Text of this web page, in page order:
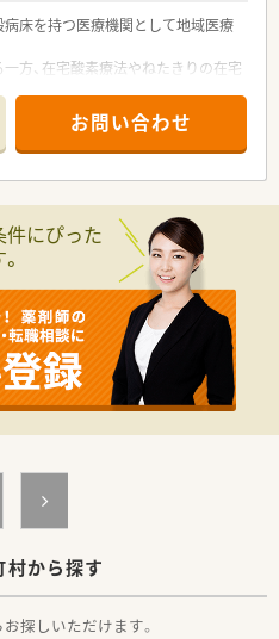
床を持つ医療機関として地域医療
方、在宅酸素療法やねたきりの在宅
フステージにあわせた就業が可能
はもちろん、医療をとおしてさらに
ふれた人材を募集しております！
お問い合わせ
にぴった
から探す
探しいただけます。